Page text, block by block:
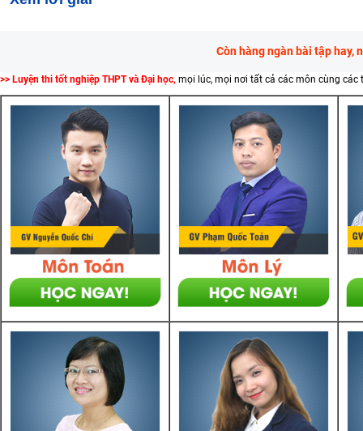
Còn hàng ngàn bài tập hay,
>> Luyện thi tốt nghiệp THPT và Đại học, mọi lúc, mọi nơi tất cả các môn cùng các